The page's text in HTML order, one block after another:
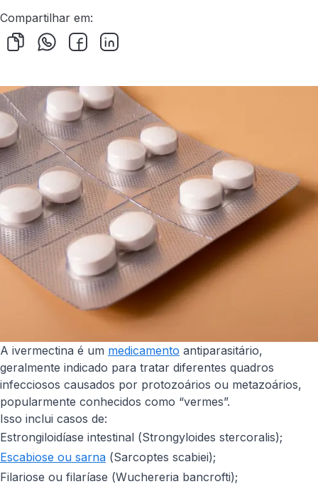
Compartilhar em:
A ivermectina é um medicamento antiparasitário,
geralmente indicado para tratar diferentes quadros
infecciosos causados por protozoários ou metazoários,
popularmente conhecidos como “vermes”.
Isso inclui casos de:
Estrongiloidíase intestinal (Strongyloides stercoralis);
Escabiose ou sarna (Sarcoptes scabiei);
Filariose ou filaríase (Wuchereria bancrofti);